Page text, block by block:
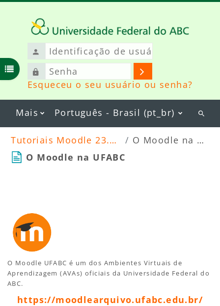
Ir para o conteúdo principal
Identificação
de
usuário
Senha
Acessar
Esqueceu o seu usuário ou senha?
Mais Português - Brasil ‎(pt_br)‎
Abrir índice do curso
Tutoriais Moodle 23.09.2024
O Moodle na UFABC
O Moodle na UFABC
O Moodle UFABC é um dos Ambientes Virtuais de
Aprendizagem (AVAs) oficiais da Universidade Federal do
ABC.
https://moodlearquivo.ufabc.edu.br/